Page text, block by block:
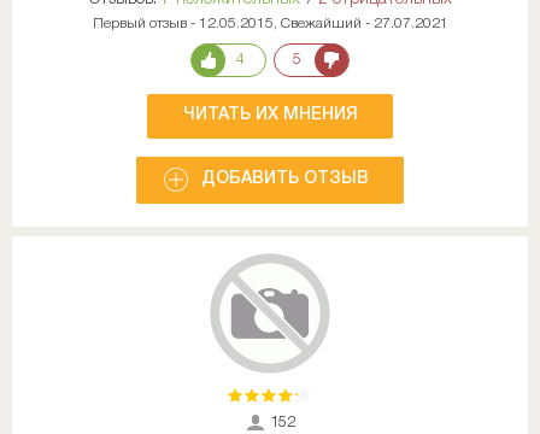
Первый отзыв - 12.05.2015, Свежайший - 27.07.2021
4 5
ЧИТАТЬ ИХ МНЕНИЯ
ДОБАВИТЬ ОТЗЫВ
152